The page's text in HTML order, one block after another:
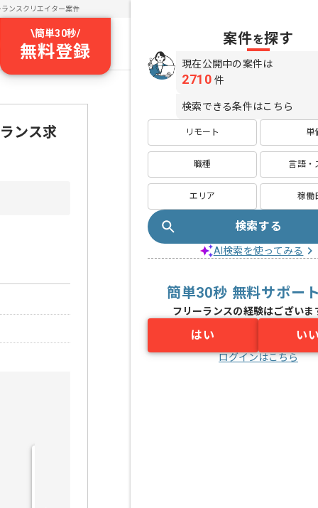
ランスクリエイター案件
\簡単30秒/
無料登録
ンス求
案件を探す
現在公開中の案件は
2710 件
検索できる条件はこちら
リモート 単
職種 言語・
エリア 稼働
検索する
AI検索を使ってみる
簡単30秒 無料サポー
フリーランスの経験はございま
はい い
ログインはこちら